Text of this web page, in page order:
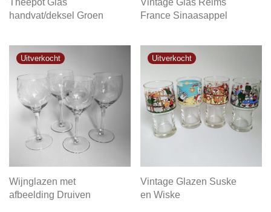
handvat/deksel Groen
France Sinaasappel
Wijnglazen met
afbeelding Druiven
Vintage Glazen Suske
en Wiske